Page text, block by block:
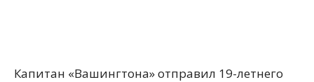
Капитан «Вашингтона» отправил 19-летнего